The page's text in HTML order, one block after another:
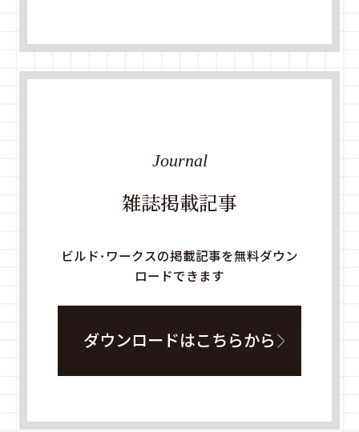
雑誌掲載記事
Journal
ビルド・ワークスの掲載記事を無料ダウン
ロードできます
ダウンロードはこちらから